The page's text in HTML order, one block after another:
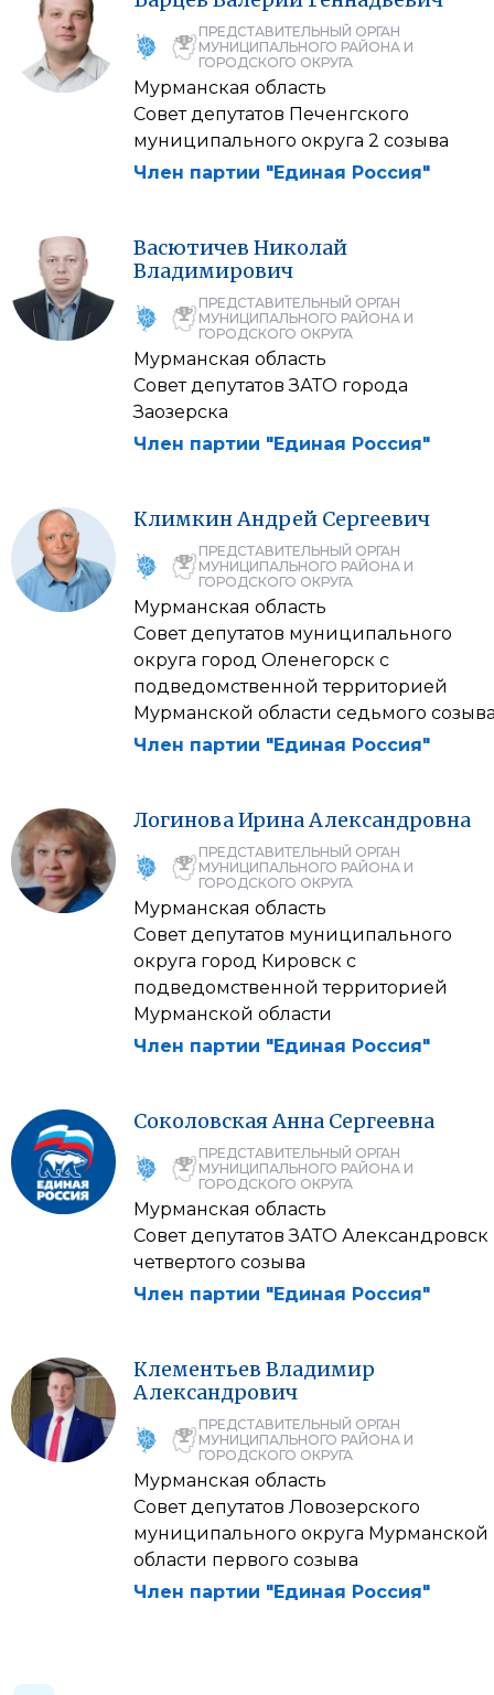
ПРЕДСТАВИТЕЛЬНЫЙ ОРГАН
МУНИЦИПАЛЬНОГО РАЙОНА И
ГОРОДСКОГО ОКРУГА
Мурманская область
Совет депутатов Печенгского
муниципального округа 2 созыва
Член партии "Единая Россия"
Васютичев Николай
Владимирович
ПРЕДСТАВИТЕЛЬНЫЙ ОРГАН
МУНИЦИПАЛЬНОГО РАЙОНА И
ГОРОДСКОГО ОКРУГА
Мурманская область
Совет депутатов ЗАТО города
Заозерска
Член партии "Единая Россия"
КлимкинАндрей Сергеевич
ПРЕДСТАВИТЕЛЬНЫЙ ОРГАН
МУНИЦИПАЛЬНОГО РАЙОНА И
ГОРОДСКОГО ОКРУГА
Мурманская область
Совет депутатов муниципального
округа город Оленегорск с
подведомственной территорией
Мурманской области седьмого
Член партии "Единая Россия"
ЛогиноваИринаАлександровна
ПРЕДСТАВИТЕЛЬНЫЙ ОРГАН
МУНИЦИПАЛЬНОГО РАЙОНА И
ГОРОДСКОГО ОКРУГА
Мурманская область
Совет депутатов муниципального
округа город Кировск с
подведомственной территорией
Мурманской области
Член партии "Единая Россия"
СоколовскаяАнна Сергеевна
ПРЕДСТАВИТЕЛЬНЫЙ ОРГАН
МУНИЦИПАЛЬНОГО РАЙОНА И
ГОРОДСКОГО ОКРУГА
Мурманская область
Совет депутатов ЗАТО Александровск
четвертого созыва
Член партии "Единая Россия"
Клементьев Владимир
Александрович
ПРЕДСТАВИТЕЛЬНЫЙ ОРГАН
МУНИЦИПАЛЬНОГО РАЙОНА И
ГОРОДСКОГО ОКРУГА
Мурманская область
Совет депутатов Ловозерского
муниципального округа Мурманской
области первого созыва
Член партии "Единая Россия"